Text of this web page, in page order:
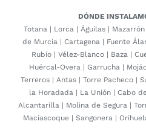
DÓNDE
Totana| Lorca| Águilas| Mazarrón
de Murcia | Cartagena | Fuente
Rubio | Vélez-Blanco | Baza |
Huércal-Overa | Garrucha |
Terreros| Antas| Torre Pacheco|
la Horadada| La Unión| Cabo
Alcantarilla | Molina de Segura |
Maciascoque| Sangonera|